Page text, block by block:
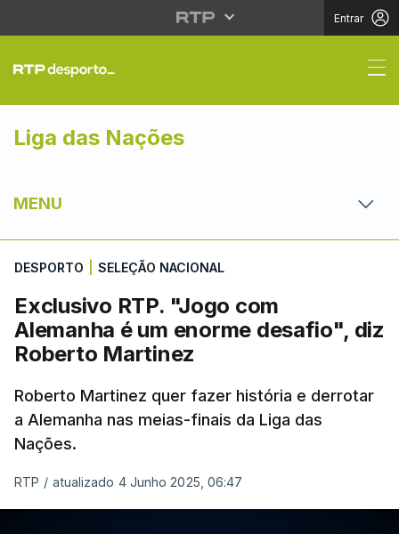
Entrar
Exclusivo RTP. "Jogo
Liga das Nações
MENU
DESPORTO SELEÇÃO NACIONAL
Exclusivo RTP. "Jogo com
Alemanha é um enorme desafio", diz
Roberto Martinez
Roberto Martinez quer fazer história e derrotar
a Alemanha nas meias-finais da Liga das
Nações.
RTP / atualizado 4 Junho 2025, 06:47